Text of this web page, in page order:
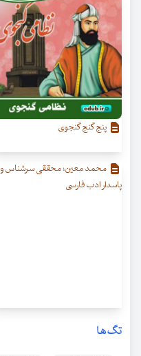
پنج گنج‌ گنجوی
محمد معین؛ محققی سرشناس و
پاسدار ادب فارسی
تگ‌ها